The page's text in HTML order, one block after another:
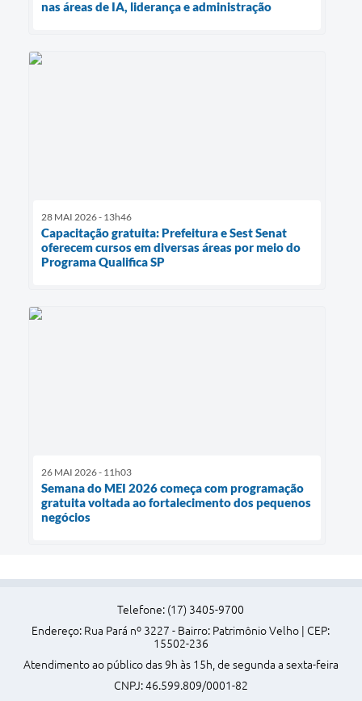
nas áreas de IA, liderança e administração
28 MAI 2026 - 13h46
Capacitação gratuita: Prefeitura e Sest Senat
oferecem cursos em diversas áreas por meio do
Programa Qualifica SP
26 MAI 2026 - 11h03
Semana do MEI 2026 começa com programação
gratuita voltada ao fortalecimento dos pequenos
negócios
Telefone: (17) 3405-9700
Endereço: Rua Pará nº 3227 - Bairro: Patrimônio Velho | CEP:
15502-236
Atendimento ao público das 9h às 15h, de segunda a sexta-feira
CNPJ: 46.599.809/0001-82